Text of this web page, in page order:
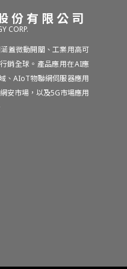
份有限公司
CORP.
蓋微動開關、工業用高可
銷全球。產品應用在AI應
、AIoT物聯網伺服器應用
安市場，以及5G市場應用